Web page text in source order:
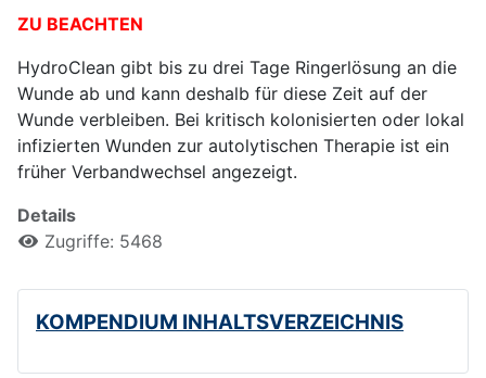
ZU BEACHTEN
HydroClean gibt bis zu drei Tage Ringerlösung an die
Wunde ab und kann deshalb für diese Zeit auf der
Wunde verbleiben. Bei kritisch kolonisierten oder lokal
infizierten Wunden zur autolytischen Therapie ist ein
früher Verbandwechsel angezeigt.
Details
Zugriffe: 5468
KOMPENDIUM INHALTSVERZEICHNIS